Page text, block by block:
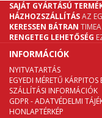
SAJÁT GYÁRTÁSÚ
HÁZHOZSZÁLLÍTÁSAZ
KERESSEN BÁTRAN
RENGETEG LEHETŐSÉG
INFORMÁCIÓK
NYITVATARTÁS
EGYEDI MÉRETŰ KÁRPITOS
SZÁLLÍTÁSI INFORMÁCIÓK
GDPR - ADATVÉDELMI
HONLAPTÉRKÉP